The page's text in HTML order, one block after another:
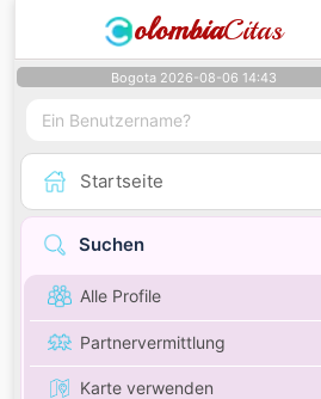
olombiaCitas
Bogota 2026-08-06 14:43
Startseite
Suchen
Alle Profile
Partnervermittlung
Karte verwenden